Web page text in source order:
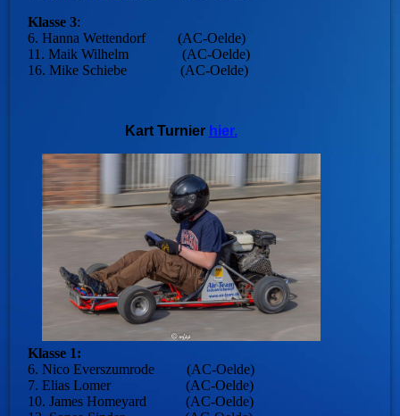
Klasse 3:
6. Hanna Wettendorf (AC-Oelde)
11. Maik Wilhelm (AC-Oelde)
16. Mike Schiebe (AC-Oelde)
Kart Turnier hier.
Klasse 1:
6. Nico Everszumrode (AC-Oelde)
7. Elias Lomer (AC-Oelde)
10. James Homeyard (AC-Oelde)